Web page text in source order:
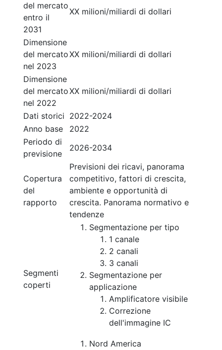
del mercato
entro il
2031
XX milioni/miliardi di dollari
Dimensione
del mercato
nel 2023
XX milioni/miliardi di dollari
Dimensione
del mercato
nel 2022
XX milioni/miliardi di dollari
Dati storici 2022-2024
Anno base
2022
Periodo di
previsione
2026-2034
Copertura
del
rapporto
Previsioni dei ricavi, panorama
competitivo, fattori di crescita,
ambiente e opportunità di
crescita. Panorama normativo e
tendenze
Segmenti
coperti
Segmentazione per tipo
1 canale
2 canali
3 canali
Segmentazione per
applicazione
Amplificatore visibile
Correzione
dell'immagine IC
Nord America